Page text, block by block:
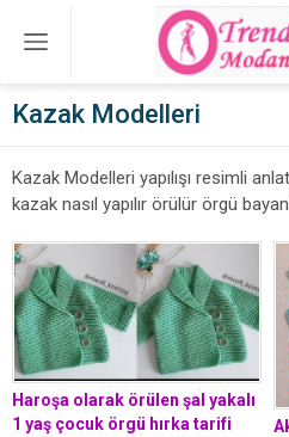
Kazak Modelleri
Kazak Modelleri yapılışı resimli
kazak nasıl yapılır örülür örgü
Haroşa olarak örülen şal yakalı
1 yaş çocuk örgü hırka tarifi